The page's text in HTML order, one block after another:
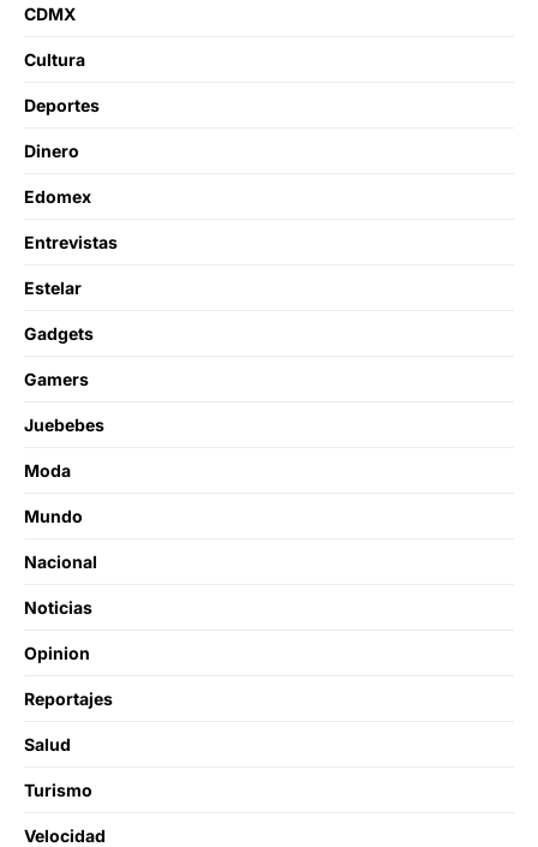
CDMX
Cultura
Deportes
Dinero
Edomex
Entrevistas
Estelar
Gadgets
Gamers
Juebebes
Moda
Mundo
Nacional
Noticias
Opinion
Reportajes
Salud
Turismo
Velocidad